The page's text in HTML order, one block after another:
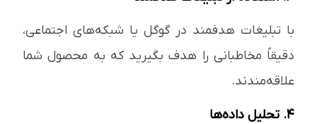
با تبلیغات هدفمند در گوگل یا شبکه‌های اجتماعی،
دقیقاً مخاطبانی را هدف بگیرید که به محصول شما
علاقه‌مندند.
۴. تحلیل داده‌ها